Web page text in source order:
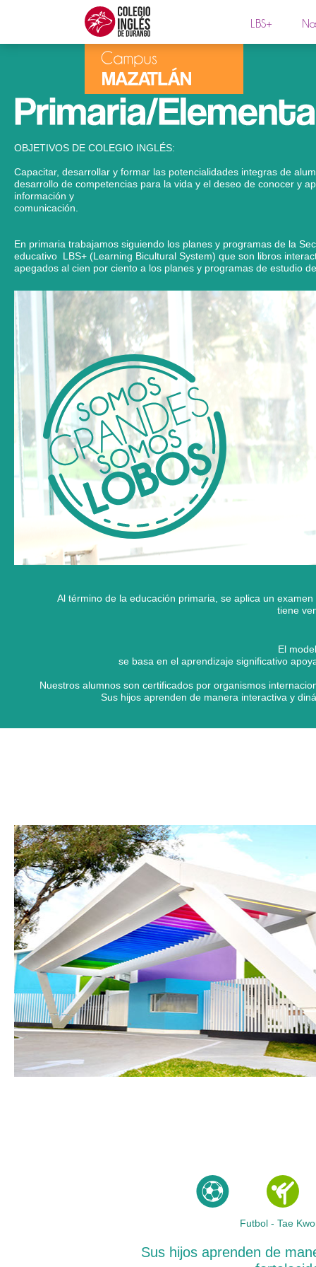
OBJETIVOS DE COLEGIO INGLÉS:
Capacitar, desarrollar y formar las potencialidades integras de
desarrollo de competencias para la vida y el deseo de conocer y
información y
comunicación.
En primaria trabajamos siguiendo los planes y programas de la
educativo LBS+ (Learning Bicultural System) que son libros
apegados al cien por ciento a los planes y programas de estudio
Al término de la educación primaria, se aplica un
tiene
El
se basa en el aprendizaje significativo
Nuestros alumnos son certificados por organismos
Sus hijos aprenden de manera interactiva y
LBS+
Futbol - Tae
Sus hijos aprenden de